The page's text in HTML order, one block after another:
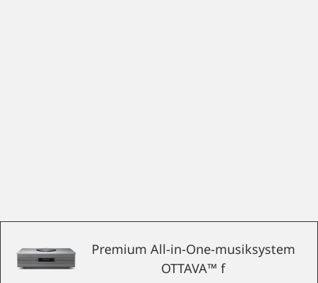
Premium All-in-One-musiksystem
OTTAVA™ f